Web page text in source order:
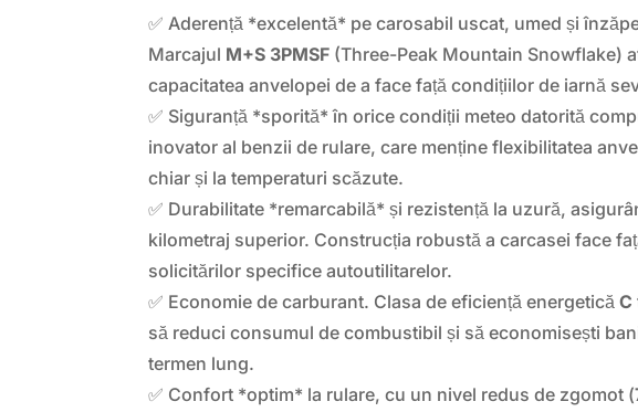
✅ Aderență *excelentă* pe carosabil uscat, umed și
Marcajul M+S 3PMSF (Three-Peak Mountain Snowflake)
capacitatea anvelopei de a face față condițiilor de iarnă
✅ Siguranță *sporită* în orice condiții meteo datorită
inovator al benzii de rulare, care menține flexibilitatea
chiar și la temperaturi scăzute.
✅ Durabilitate *remarcabilă* și rezistență la uzură,
kilometraj superior. Construcția robustă a carcasei face
solicitărilor specifice autoutilitarelor.
✅ Economie de carburant. Clasa de eficiență energeticăC
să reduci consumul de combustibil și să economisești
termen lung.
✅ Confort *optim* la rulare, cu un nivel redus de zgomot (